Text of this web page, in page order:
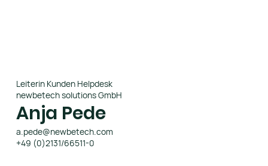
Leiterin Kunden Helpdesk
newbetech solutions GmbH
Anja Pede
a.pede@newbetech.com
+49 (0)2131/66511-0